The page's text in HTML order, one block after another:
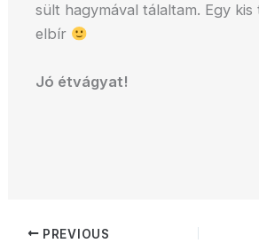
sült hagymával tálaltam. Egy kis
elbír
Jó étvágyat!
PREVIOUS